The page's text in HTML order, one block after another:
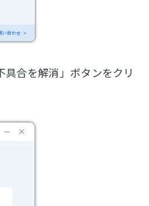
合を解消」ボタンをクリ